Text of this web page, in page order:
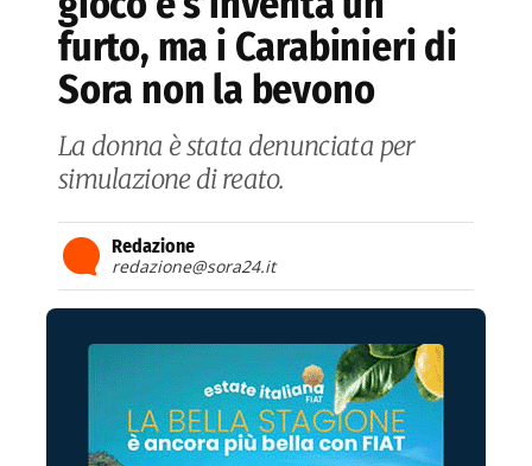
furto, ma i Carabinieri di
Sora non la bevono
La donna è stata denunciata per
simulazione di reato.
Redazione
redazione@sora24.it